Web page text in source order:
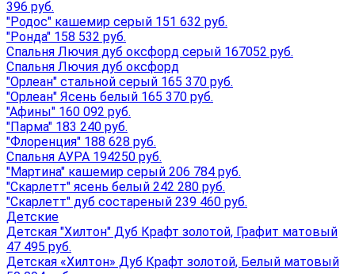
396 руб.
"Родос" кашемир серый 151 632 руб.
"Ронда" 158 532 руб.
Спальня Лючия дуб оксфорд серый 167052 руб.
Спальня Лючия дуб оксфорд
"Орлеан" стальной серый 165 370 руб.
"Орлеан" Ясень белый 165 370 руб.
"Афины" 160 092 руб.
"Парма" 183 240 руб.
"Флоренция" 188 628 руб.
Спальня АУРА 194250 руб.
"Мартина" кашемир серый 206 784 руб.
"Скарлетт" ясень белый 242 280 руб.
"Скарлетт" дуб состареный 239 460 руб.
Детские
Детская "Хилтон" Дуб Крафт золотой, Графит матовый
47 495 руб.
Детская «Хилтон» Дуб Крафт золотой, Белый матовый